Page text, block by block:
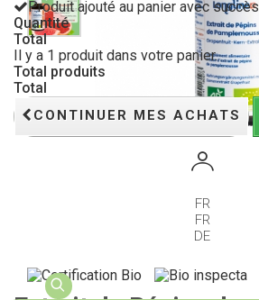
Produit ajouté au panier avec succès
Quantité
Total
Il y a 1 produit dans votre panier.
Total produits
Total
CONTINUER MES ACHATS
FR
FR
DE